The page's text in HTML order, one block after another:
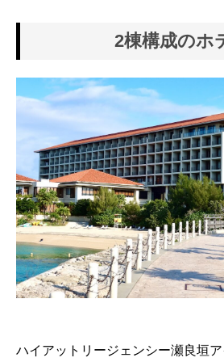
2棟構成のホ
ハイアットリージェンシー瀬良垣